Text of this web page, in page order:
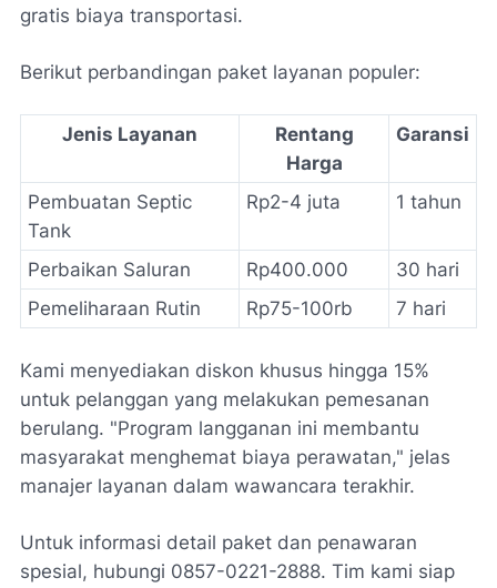
gratis biaya transportasi.
Berikut perbandingan paket layanan populer:
Jenis Layanan
Rentang
Harga
Garansi
Pembuatan Septic
Tank
Rp2-4 juta 1 tahun
Perbaikan Saluran Rp400.000
30 hari
Pemeliharaan Rutin
Rp75-100rb 7 hari
Kami menyediakan diskon khusus hingga 15%
untuk pelanggan yang melakukan pemesanan
berulang. "Program langganan ini membantu
masyarakat menghemat biaya perawatan," jelas
manajer layanan dalam wawancara terakhir.
Untuk informasi detail paket dan penawaran
spesial, hubungi 0857-0221-2888. Tim kami siap